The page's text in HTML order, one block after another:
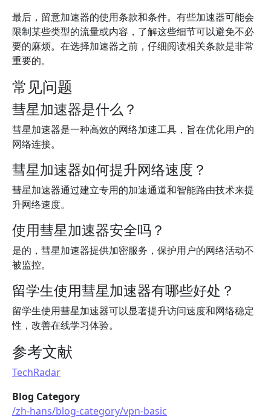
最后，留意加速器的使用条款和条件。有些加速器可能会
限制某些类型的流量或内容，了解这些细节可以避免不必
要的麻烦。在选择加速器之前，仔细阅读相关条款是非常
重要的。
常见问题
彗星加速器是什么？
彗星加速器是一种高效的网络加速工具，旨在优化用户的
网络连接。
彗星加速器如何提升网络速度？
彗星加速器通过建立专用的加速通道和智能路由技术来提
升网络速度。
使用彗星加速器安全吗？
是的，彗星加速器提供加密服务，保护用户的网络活动不
被监控。
留学生使用彗星加速器有哪些好处？
留学生使用彗星加速器可以显著提升访问速度和网络稳定
性，改善在线学习体验。
参考文献
TechRadar
Blog Category
/zh-hans/blog-category/vpn-basic